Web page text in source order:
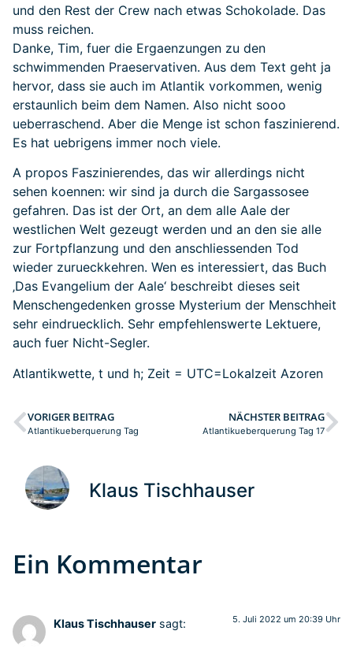
und den Rest der Crew nach etwas Schokolade. Das
muss reichen.
Danke, Tim, fuer die Ergaenzungen zu den
schwimmenden Praeservativen. Aus dem Text geht ja
hervor, dass sie auch im Atlantik vorkommen, wenig
erstaunlich beim dem Namen. Also nicht sooo
ueberraschend. Aber die Menge ist schon faszinierend.
Es hat uebrigens immer noch viele.
A propos Faszinierendes, das wir allerdings nicht
sehen koennen: wir sind ja durch die Sargassosee
gefahren. Das ist der Ort, an dem alle Aale der
westlichen Welt gezeugt werden und an den sie alle
zur Fortpflanzung und den anschliessenden Tod
wieder zurueckkehren. Wen es interessiert, das Buch
‚Das Evangelium der Aale‘ beschreibt dieses seit
Menschengedenken grosse Mysterium der Menschheit
sehr eindruecklich. Sehr empfehlenswerte Lektuere,
auch fuer Nicht-Segler.
Atlantikwette, t und h; Zeit = UTC=Lokalzeit Azoren
VORIGER BEITRAG
Atlantikueberquerung Tag
NÄCHSTER BEITRAG
Atlantikueberquerung Tag 17
Klaus Tischhauser
Ein Kommentar
Klaus Tischhauser sagt: 5. Juli 2022 um 20:39 Uhr